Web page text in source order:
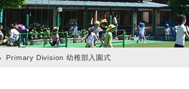
Primary Division 幼稚部入園式